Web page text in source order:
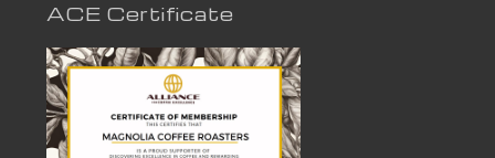
ACE Certificate